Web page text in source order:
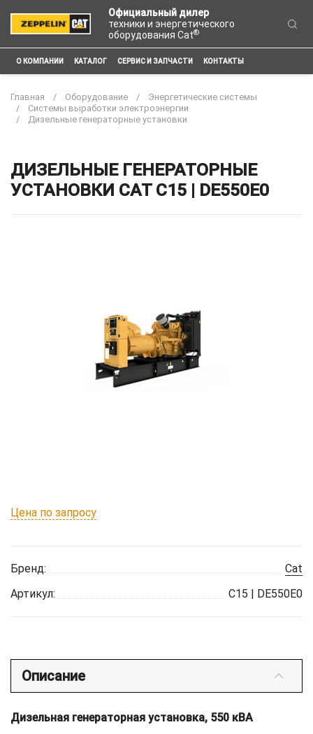
Официальный дилер
техники и энергетического
оборудования Cat®
О КОМПАНИИ КАТАЛОГ СЕРВИС И ЗАПЧАСТИ КОНТАКТЫ
Главная Оборудование
Энергетические системы
Системы выработки электроэнергии
Дизельные генераторные установки
ДИЗЕЛЬНЫЕ ГЕНЕРАТОРНЫЕ
УСТАНОВКИ CAT C15 | DE550E0
Цена по запросу
Бренд:
Cat
Артикул:
C15 | DE550E0
Описание
Дизельная генераторная установка, 550 кВА